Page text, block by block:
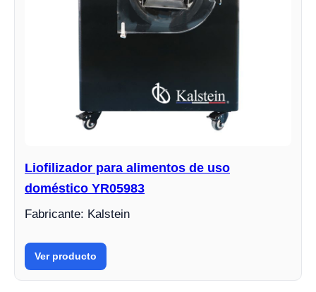
Liofilizador para alimentos de uso
doméstico YR05983
Fabricante: Kalstein
Ver producto